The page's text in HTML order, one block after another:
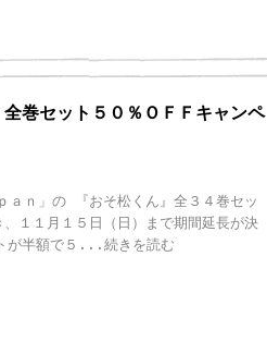
巻セット５０％ＯＦＦキャンペ
ｎ」の 『おそ松くん』全３４巻セッ
１１月１５日（日）まで期間延長が決
半額で５ ...続きを読む